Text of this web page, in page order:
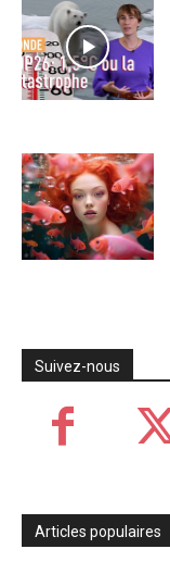
Suivez-nous
Articles populaires